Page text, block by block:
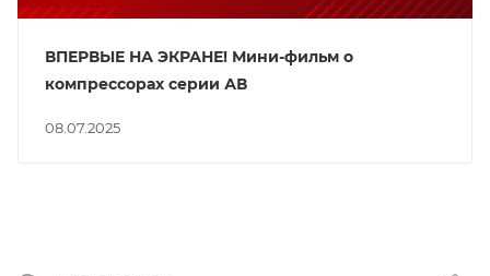
08.07.2025
ВПЕРВЫЕ НА ЭКРАНЕ! Мини-фильм о
компрессорах серии АВ